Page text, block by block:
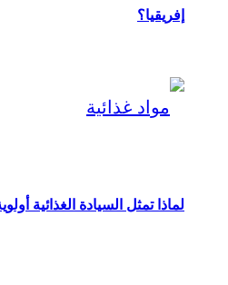
إفريقيا؟
لماذا تمثل السيادة الغذائية